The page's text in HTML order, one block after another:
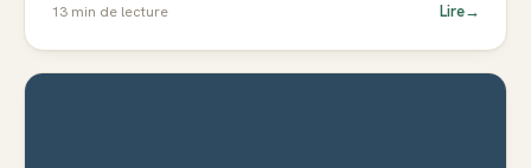
13 min de lecture Lire→